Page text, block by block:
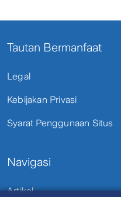
Tautan Bermanfaat
Legal
Kebijakan Privasi
Syarat Penggunaan Situs
Navigasi
Artikel